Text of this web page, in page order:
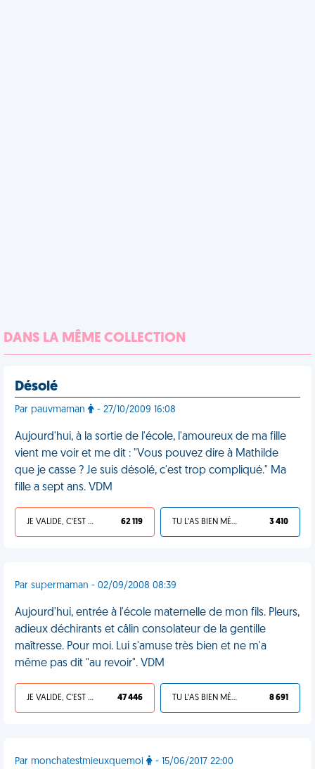
DANS LA MÊME COLLECTION
Désolé
Par pauvmaman - 27/10/2009 16:08
Aujourd'hui, à la sortie de l'école, l'amoureux de ma fille
vient me voir et me dit : "Vous pouvez dire à Mathilde
que je casse ? Je suis désolé, c'est trop compliqué." Ma
fille a sept ans. VDM
JE VALIDE, C'EST UNE VDM 62 119 TU L'AS BIEN MÉRITÉ 3 410
Par supermaman - 02/09/2008 08:39
Aujourd'hui, entrée à l'école maternelle de mon fils. Pleurs,
adieux déchirants et câlin consolateur de la gentille
maîtresse. Pour moi. Lui s'amuse très bien et ne m'a
même pas dit "au revoir". VDM
JE VALIDE, C'EST UNE VDM 47 446 TU L'AS BIEN MÉRITÉ 8 691
Par monchatestmieuxquemoi - 15/06/2017 22:00